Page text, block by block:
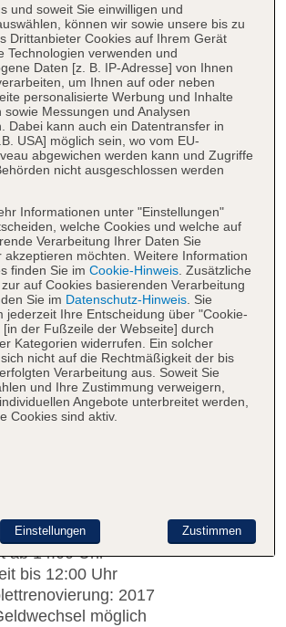
Ihre Unterkunft
ein luxuriöses Ambiente im 4-
Gartenanlage. Die Hotelcrew ist
und freut sich darauf, Dir Deinen
wie möglich zu gestalten.
steht Dir mit Rat und Tat zur
Deine Anliegen geht. Zusätzlich
der Anlage befinden sich eine Bar,
Dazu gibt es zwei
mit Buffet.PoolMit zwei
hast Du eine Anzahl von
und Liegestühle
gestellt. Dank der Poolbar
am Wasser für Erfrischungen
ab 14:00 Uhr
bis 12:00 Uhr
2017
möglich
und soweit Sie einwilligen und
können wir sowie unsere bis zu
Drittanbieter Cookies auf Ihrem Gerät
Technologien verwenden und
Daten [z. B. IP-Adresse] von Ihnen
um Ihnen auf oder neben
personalisierte Werbung und Inhalte
sowie Messungen und Analysen
Dabei kann auch ein Datentransfer in
USA] möglich sein, wo vom EU-
abgewichen werden kann und Zugriffe
nicht ausgeschlossen werden
Informationen unter "Einstellungen"
welche Cookies und welche auf
Verarbeitung Ihrer Daten Sie
akzeptieren möchten. Weitere Information
finden Sie im Cookie-Hinweis. Zusätzliche
auf Cookies basierenden Verarbeitung
Sie im Datenschutz-Hinweis. Sie
jederzeit Ihre Entscheidung über "Cookie-
[in der Fußzeile der Webseite] durch
Kategorien widerrufen. Ein solcher
nicht auf die Rechtmäßigkeit der bis
Verarbeitung aus. Soweit Sie
und Ihre Zustimmung verweigern,
Angebote unterbreitet werden,
Cookies sind aktiv.
Zustimmen
Einstellungen